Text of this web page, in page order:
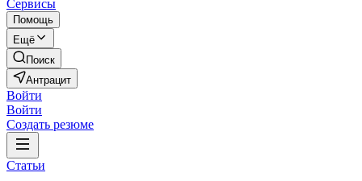
Сервисы
Помощь
Ещё
Поиск
Антрацит
Войти
Войти
Создать резюме
Статьи